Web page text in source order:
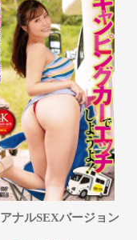
ナルSEXバージョン